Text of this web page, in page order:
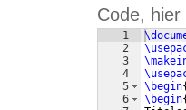
Code,
1
2
3
4
5
6
\begin{
\begin{